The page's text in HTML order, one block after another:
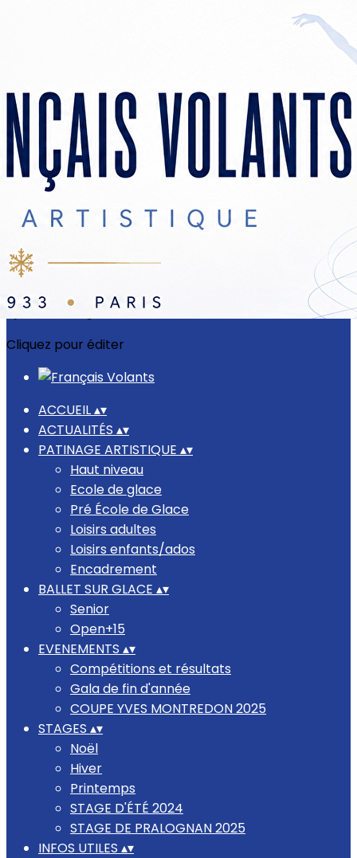
?>
Images de la page d'accueil
Cliquez pour éditer
Ajoutez un logo, un bouton, des réseaux sociaux
Cliquez pour éditer
ACCUEIL▴▾
ACTUALITÉS ▴▾
PATINAGE ARTISTIQUE ▴▾
Haut niveau
Ecole de glace
Pré École de Glace
Loisirs adultes
Loisirs enfants/ados
Encadrement
BALLET SUR GLACE ▴▾
Senior
Open+15
EVENEMENTS ▴▾
Compétitions et résultats
Gala de fin d'année
COUPE YVES MONTREDON 2025
STAGES ▴▾
Noël
Hiver
Printemps
STAGE D'ÉTÉ 2024
STAGE DE PRALOGNAN 2025
INFOS UTILES ▴▾